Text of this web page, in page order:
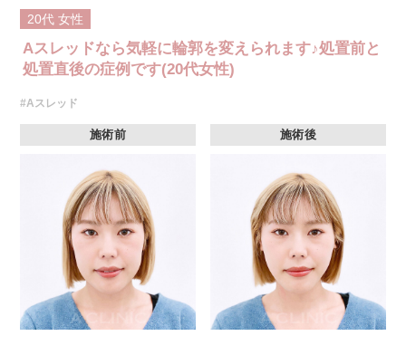
20代 女性
Aスレッドなら気軽に輪郭を変えられます♪処置前と
処置直後の症例です(20代女性)
#Aスレッド
施術前 施術後